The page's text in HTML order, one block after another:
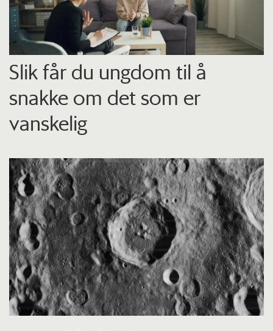
Slik får du ungdom til å
snakke om det som er
vanskelig